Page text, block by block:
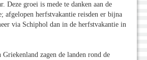
Deze groei is mede te danken aan de
afgelopen herfstvakantie reisden er bijna
via Schiphol dan in de herfstvakantie in
zagen de landen rond de